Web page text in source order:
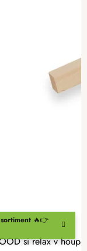
🔥👉
si relax v